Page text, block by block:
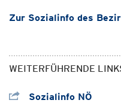
Zur Sozialinfo des
WEITERFÜHRENDE
Sozialinfo NÖ